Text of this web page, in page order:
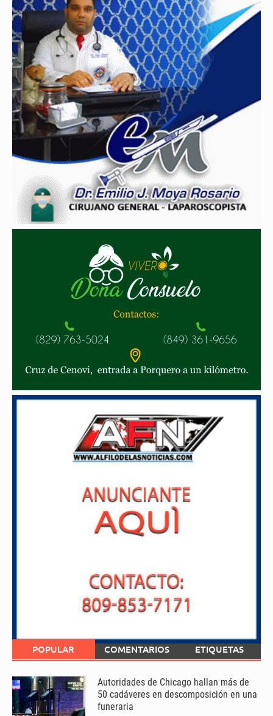
POPULAR COMENTARIOS ETIQUETAS
Autoridades de Chicago hallan más de
50 cadáveres en descomposición en una
funeraria